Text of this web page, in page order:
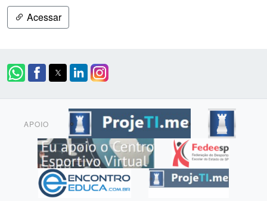
Acessar
APOIO